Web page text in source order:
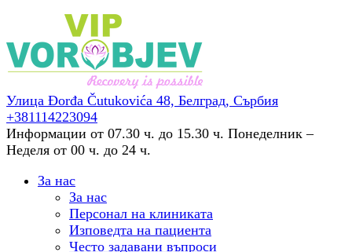
Улица Đorđa Čutukovića 48, Белград, Сърбия
+381114223094
Информации от 07.30 ч. до 15.30 ч. Понеделник –
Неделя от 00 ч. до 24 ч.
За нас
За нас
Персонал на клиниката
Изповедта на пациента
Често задавани въпроси